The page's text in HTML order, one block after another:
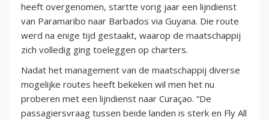
heeft overgenomen, startte vorig jaar een lijndienst
van Paramaribo naar Barbados via Guyana. Die route
werd na enige tijd gestaakt, waarop de maatschappij
zich volledig ging toeleggen op charters.
Nadat het management van de maatschappij diverse
mogelijke routes heeft bekeken wil men het nu
proberen met een lijndienst naar Curaçao. “De
passagiersvraag tussen beide landen is sterk en Fly All